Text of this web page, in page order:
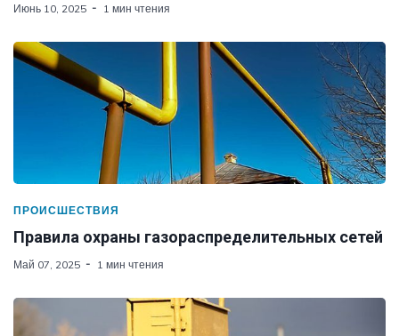
Июнь 10, 2025 1 мин чтения
ПРОИСШЕСТВИЯ
Правила охраны газораспределительных сетей
Май 07, 2025 1 мин чтения